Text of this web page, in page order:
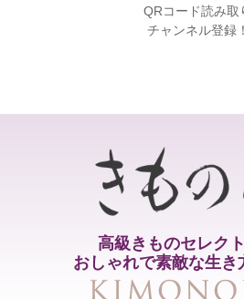
QRコード読み取
チャンネル登録
高級きものセレク
おしゃれで素敵な生き